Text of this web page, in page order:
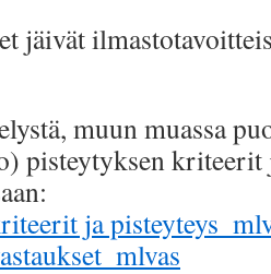
jäivät
muun muassa
pisteytyksen kriteerit
ja